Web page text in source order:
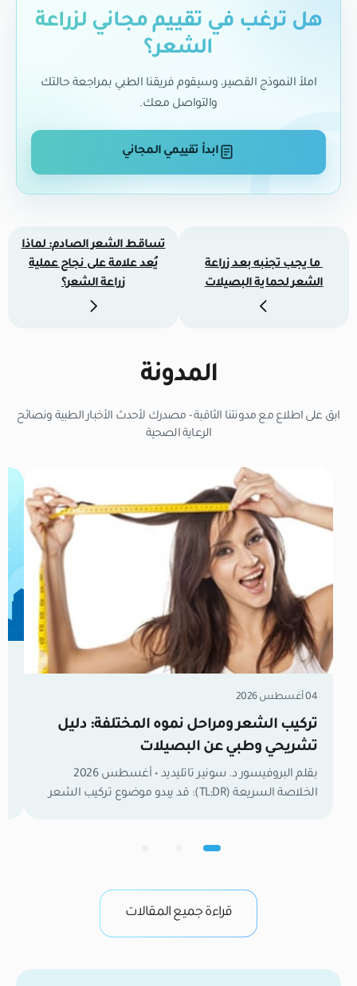
هل ترغب في تقييم مجاني لزراعة
الشعر؟
املأ النموذج القصير، وسيقوم فريقنا الطبي بمراجعة حالتك
والتواصل معك.
ابدأ تقييمي المجاني
ما يجب تجنبه بعد زراعة
الشعر لحماية البصيلات
تساقط الشعر الصادم: لماذا
يُعد علامة على نجاح عملية
زراعة الشعر؟
المدونة
ابق على اطلاع مع مدونتنا الثاقبة - مصدرك لأحدث الأخبار الطبية ونصائح
الرعاية الصحية
04 أغسطس 2026
تركيب الشعر ومراحل نموه المختلفة: دليل
تشريحي وطبي عن البصيلات
بقلم البروفيسور د. سونير تاتليديد • أغسطس 2026
الخلاصة السريعة (TL;DR): قد يبدو موضوع تركيب الشعر
الشعر ومكوناته ليس مجرد معلومات عامة، بل هو
الحلول الفعالة. في كلينيكانا، نعتبر أن المعرفة الدقيقة […]
قراءة جميع المقالات